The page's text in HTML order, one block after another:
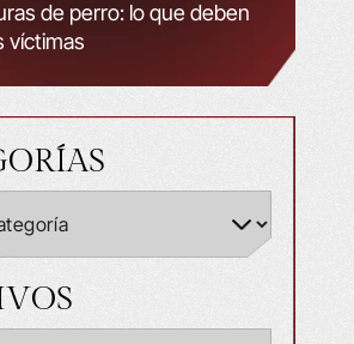
de perro: lo que deben
víctimas